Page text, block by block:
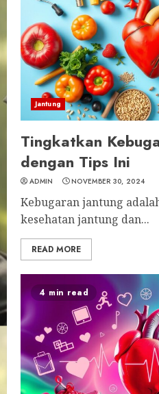
Jantung
Tingkatkan
dengan Tips Ini
ADMIN NOVEMBER 30, 2024
Kebugaran jantung
kesehatan jantung dan...
READ MORE
4 min read